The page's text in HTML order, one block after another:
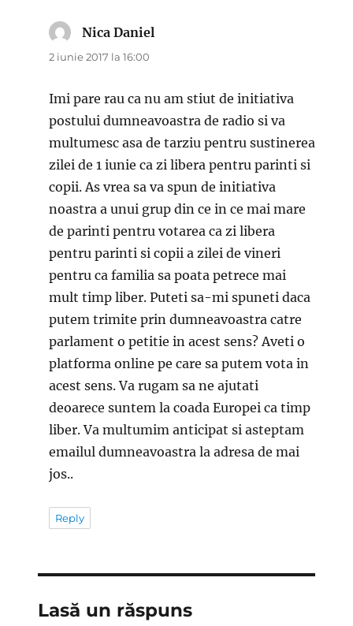
Nica Daniel
2 iunie 2017 la 16:00
Imi pare rau ca nu am stiut de initiativa
postului dumneavoastra de radio si va
multumesc asa de tarziu pentru sustinerea
zilei de 1 iunie ca zi libera pentru parinti si
copii. As vrea sa va spun de initiativa
noastra a unui grup din ce in ce mai mare
de parinti pentru votarea ca zi libera
pentru parinti si copii a zilei de vineri
pentru ca familia sa poata petrece mai
mult timp liber. Puteti sa-mi spuneti daca
putem trimite prin dumneavoastra catre
parlament o petitie in acest sens? Aveti o
platforma online pe care sa putem vota in
acest sens. Va rugam sa ne ajutati
deoarece suntem la coada Europei ca timp
liber. Va multumim anticipat si asteptam
emailul dumneavoastra la adresa de mai
jos..
Reply
Lasă un răspuns